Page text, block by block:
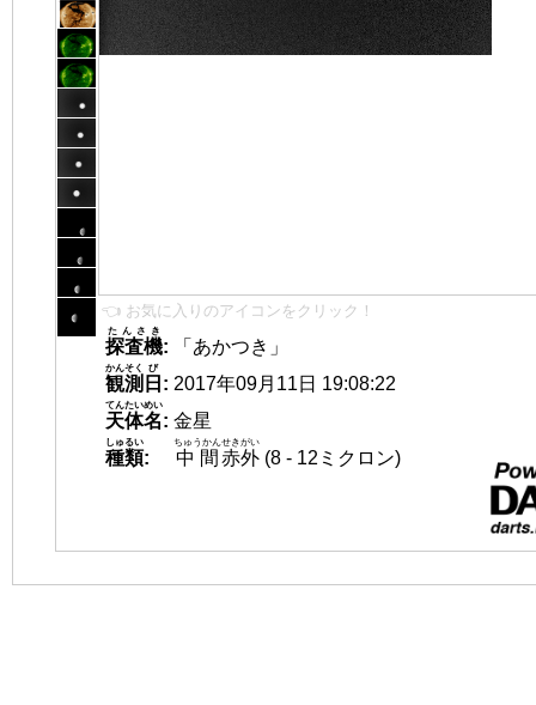
👈 お気に入りのアイコンをクリック！
探査機
たんさき
:
「あかつき」
観測
かんそく
日
び
: 2017年09月11日 19:08:22
天体名
てんたいめい
: 金星
種類
しゅるい
: 中間
ちゅうかん
赤外
せきがい
(8 - 12ミクロン)